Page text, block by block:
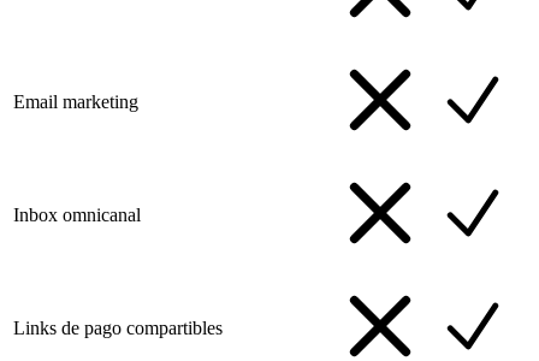
Email marketing
Inbox omnicanal
Links de pago compartibles